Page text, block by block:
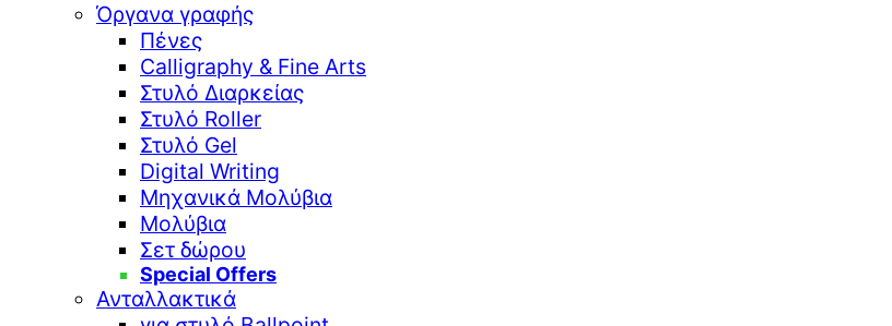
Όργανα γραφής
Πένες
Calligraphy & Fine Arts
Στυλό Διαρκείας
Στυλό Roller
Στυλό Gel
Digital Writing
Μηχανικά Μολύβια
Μολύβια
Σετ δώρου
Special Offers
Ανταλλακτικά